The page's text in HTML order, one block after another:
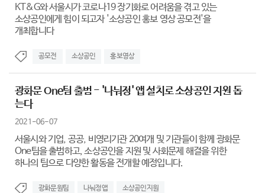
KT&G와 서울시가 코로나19 장기화로 어려움을 겪고 있는
소상공인에게 힘이 되고자 '소상공인 홍보 영상 공모전'을
개최합니다
공모전 소상공인 홍보영상
광화문 One팀 출범 - '나눠정' 앱 설치로 소상공인 지원 돕
는다
2021-06-07
서울시와 기업, 공공, 비영리기관 20여개 및 기관들이 함께 광화문
One팀을 출범하고, 소상공인을 지원 및 사회문제 해결을 위한
하나의 팀으로 다양한 활동을 전개할 예정입니다.
광화문원팀 나눠정앱 소상공인지원